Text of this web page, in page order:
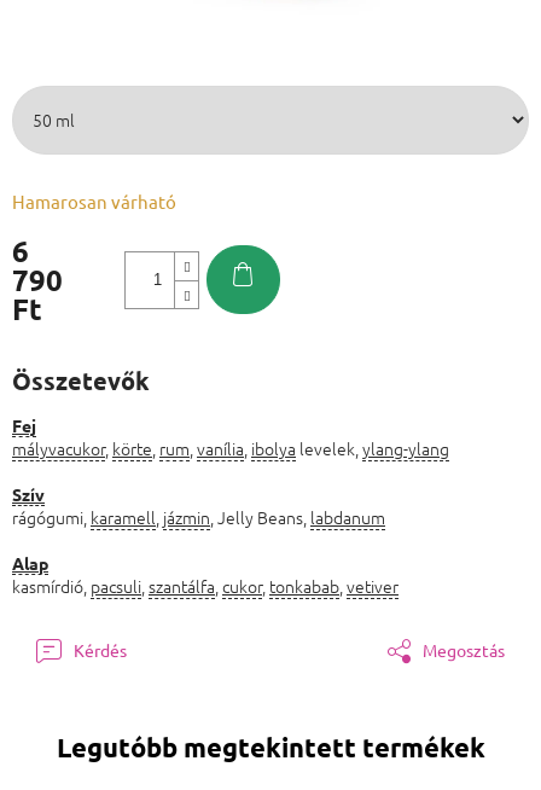
6
790
Ft
Hamarosan várható
Összetevők
Fej
mályvacukor, körte rum vanília ibolya levelek, ylang-ylang
Szív
rágógumi, karamell jázmin , Jelly Beans, labdanum
Alap
kasmírdió, pacsuli szantálfa cukor, tonkabab vetiver
Kérdés Megosztás
Legutóbb megtekintett termékek